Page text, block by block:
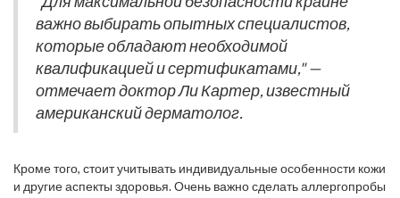
ботулинический токсин, который расслабляет лицевые мышцы
и тем самым разглаживает морщины. Но, несмотря на
эффективность, ботокс может вызывать такие побочные
эффекты, как опущение век, асимметрия лица и даже
проблемы с глотанием.
могут вызывать негативные реакции организма. Например, не
все системы восприятия иммунитета готовы к вмешательству, и
это может привести к аллергическим реакциям или инфекции.
важно выбирать опытных специалистов,
которые обладают необходимой
квалификацией и сертификатами," —
отмечает доктор Ли Картер, известный
американский дерматолог.
Кроме того, стоит учитывать индивидуальные особенности кожи
и другие аспекты здоровья. Очень важно сделать аллергопробы